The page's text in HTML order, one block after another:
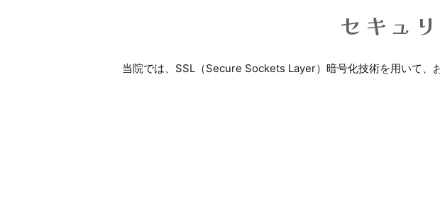
セキュ
当院では、SSL（Secure Sockets Layer）暗号化技術を用いて、